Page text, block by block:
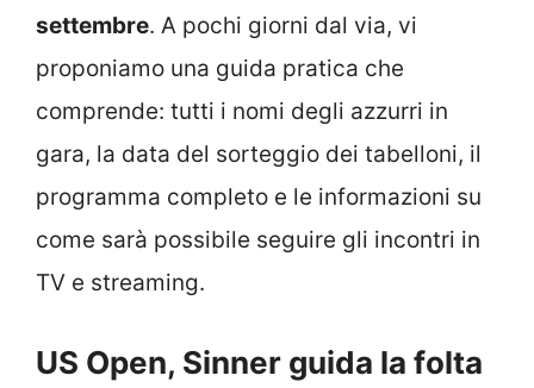
settembre. A pochi giorni dal via, vi
proponiamo una guida pratica che
comprende: tutti i nomi degli azzurri in
gara, la data del sorteggio dei tabelloni, il
programma completo e le informazioni su
come sarà possibile seguire gli incontri in
TV e streaming.
US Open, Sinner guida la folta